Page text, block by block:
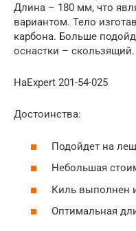
Длина – 180 мм, что
вариантом. Тело
карбона. Больше
оснастки – скользящий.
НаExpert 201-54-025
Достоинства:
Подойдет на
Небольшая
Киль выполнен
Оптимальная